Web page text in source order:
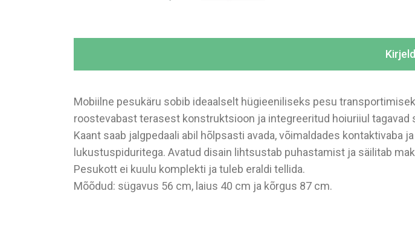
Mobiilne pesukäru sobib ideaalselt hügieeniliseks pesu
roostevabast terasest konstruktsioon ja integreeritud hoiuriiul
Kaant saab jalgpedaali abil hõlpsasti avada, võimaldades
lukustuspiduritega. Avatud disain lihtsustab puhastamist ja säilitab
Pesukott ei kuulu komplekti ja tuleb eraldi tellida.
Mõõdud: sügavus 56 cm, laius 40 cm ja kõrgus 87 cm.